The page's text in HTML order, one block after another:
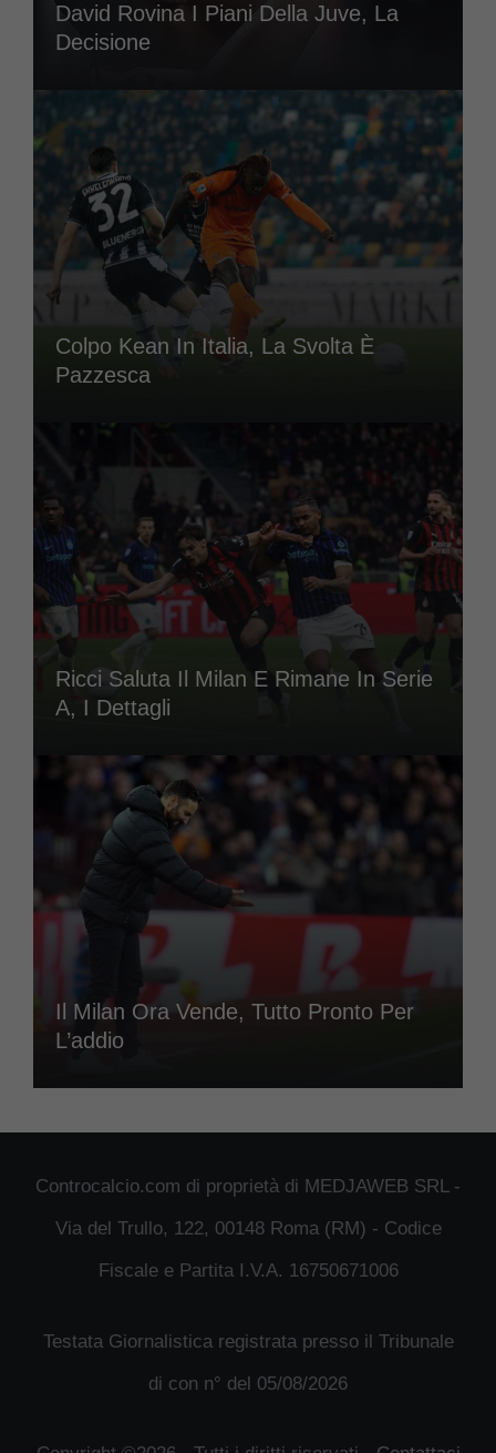
David Rovina I Piani Della Juve, La
Decisione
Colpo Kean In Italia, La Svolta È
Pazzesca
Ricci Saluta Il Milan E Rimane In Serie
A, I Dettagli
Il Milan Ora Vende, Tutto Pronto Per
L’addio
Controcalcio.com di proprietà di MEDJAWEB SRL -
Via del Trullo, 122, 00148 Roma (RM) - Codice
Fiscale e Partita I.V.A. 16750671006
Testata Giornalistica registrata presso il Tribunale
di con n° del 05/08/2026